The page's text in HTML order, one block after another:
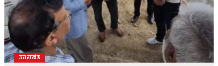
उत्तराखंड